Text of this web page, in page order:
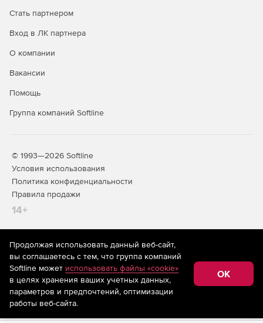
Стать партнером
Вход в ЛК партнера
О компании
Вакансии
Помощь
Группа компаний Softline
© 1993—2026 Softline
Условия использования
Политика конфиденциальности
Правила продажи
14+
На информационном ресурсе store.softline.ru применяются
рекомендательные технологии(информационные технологии
предоставления информации на основе сбора,
систематизации и анализа сведений, относящихся к
предпочтениям пользователей сети «Интернет»,
находящихся на территории Российской Федерации)
Продолжая использовать данный веб-сайт,
вы соглашаетесь с тем, что группа компаний
Softline может использовать файлы «cookie»
в целях хранения ваших учетных данных,
параметров и предпочтений, оптимизации
работы веб-сайта.
OK